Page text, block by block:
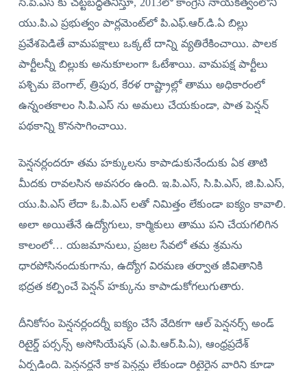
యు.పి.ఎ ప్రభుత్వం పార్లమెంట్‌లో పి.ఎఫ్‌.ఆర్‌.డి.ఏ బిల్లు
ప్రవేశపెడితే వామపక్షాలు ఒక్కటే దాన్ని వ్యతిరేకించాయి. పాలక
పార్టీలన్నీ బిల్లుకు అనుకూలంగా ఓటేశాయి. వామపక్ష పార్టీలు
పశ్చిమ బెంగాల్‌, త్రిపుర, కేరళ రాష్ట్రాల్లో తాము అధికారంలో
ఉన్నంతకాలం సి.పి.ఎస్‌ ను అమలు చేయకుండా, పాత పెన్షన్‌
పథకాన్ని కొనసాగించాయి.
పెన్షనర్లందరూ తమ హక్కులను కాపాడుకునేందుకు ఏక తాటి
మీదకు రావలసిన అవసరం ఉంది. ఇ.పి.ఎస్‌, సి.పి.ఎస్‌, జి.పి.ఎస్‌,
యు.పి.ఎస్‌ లేదా ఓ.పి.ఎస్‌ లతో నిమిత్తం లేకుండా ఐక్యం కావాలి.
అలా అయితేనే ఉద్యోగులు, కార్మికులు తాము పని చేయగలిగిన
కాలంలో… యజమానులు, ప్రజల సేవలో తమ శ్రమను
ధారపోసినందుకుగాను, ఉద్యోగ విరమణ తర్వాత జీవితానికి
భద్రత కల్పించే పెన్షన్‌ హక్కును కాపాడుకోగలుగుతారు.
దీనికోసం పెన్షనర్లందర్నీ ఐక్యం చేసే వేదికగా ఆల్‌ పెన్షనర్స్‌ అండ్‌
రిటైర్డ్‌ పర్సన్స్‌ అసోసియేషన్‌ (ఎ.పి.ఆర్‌.పి.ఏ), ఆంధ్రప్రదేశ్‌
ఏర్పడింది. పెన్షనర్లనే కాక పెన్షన్లు లేకుండా రిటైరైన వారిని కూడా